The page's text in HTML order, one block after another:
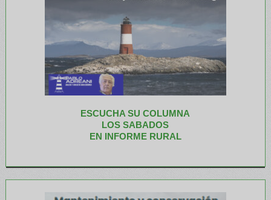
ESCUCHA SU COLUMNA
LOS SABADOS
EN INFORME RURAL